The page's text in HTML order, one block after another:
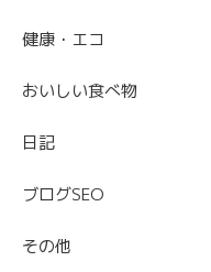
健康・エコ
おいしい食べ物
日記
ブログSEO
その他